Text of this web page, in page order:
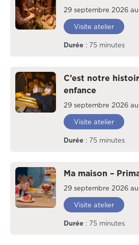
29 septembre 2026
Visite atelier
Durée : 75 minutes
C’est notre
enfance
29 septembre 2026
Visite atelier
Durée : 75 minutes
Ma maison –
29 septembre 2026
Visite atelier
Durée : 75 minutes